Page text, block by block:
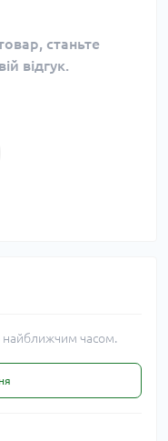
станьте
відгук.
найближчим часом.